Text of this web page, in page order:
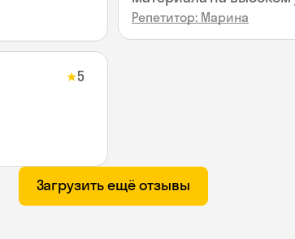
★5
Репетитор: Марина
Загрузить ещё отзывы